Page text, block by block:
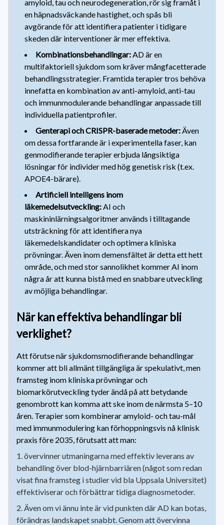
amyloid, tau och neurodegeneration, rör sig framåt i
en häpnadsväckande hastighet, och spås bli
avgörande för att identifiera patienter i tidigare
skeden där interventioner är mer effektiva.
Kombinationsbehandlingar:AD är en
multifaktoriell sjukdom som kräver mångfacetterade
behandlingsstrategier. Framtida terapier tros behöva
innefatta en kombination av anti-amyloid, anti-tau
och immunmodulerande behandlingar anpassade till
individuella patientprofiler.
Genterapi och CRISPR-baserade metoder:Även
om dessa fortfarande är i experimentella faser, kan
genmodifierande terapier erbjuda långsiktiga
lösningar för individer med hög genetisk risk (t.ex.
APOE4-bärare).
Artificiell intelligens inom
läkemedelsutveckling:AI och
maskininlärningsalgoritmer används i tilltagande
utsträckning för att identifiera nya
läkemedelskandidater och optimera kliniska
prövningar. Även inom demensfältet är detta ett hett
område, och med stor sannolikhet kommer AI inom
några år att kunna bistå med en snabbare utveckling
av möjliga behandlingar.
När kan effektiva behandlingar bli
verklighet?
Att förutse när sjukdomsmodifierande behandlingar
kommer att bli allmänt tillgängliga är spekulativt, men
framsteg inom kliniska prövningar och
biomarkörutveckling tyder ändå på att betydande
genombrott kan komma att ske inom de närmsta 5–10
åren. Terapier som kombinerar amyloid- och tau-mål
med immunmodulering kan förhoppningsvis nå klinisk
praxis före 2035, förutsatt att man:
övervinner utmaningarna med effektiv leverans av
behandling över blod-hjärnbarriären (något som redan
visat fina framsteg i studier vid bla Uppsala Universitet)
effektiviserar och förbättrar tidiga diagnosmetoder.
Även om vi ännu inte är vid punkten där AD kan botas,
förändras landskapet snabbt. Genom att övervinna